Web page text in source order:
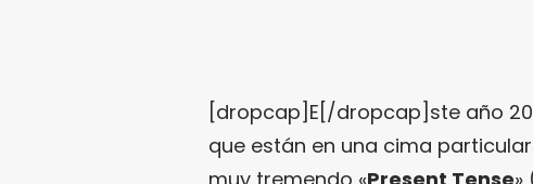
[dropcap]E[/dropcap]ste año
que están en una cima